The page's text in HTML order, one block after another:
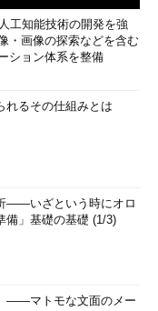
工知能技術の開発を強
・画像の探索などを含む
ション体系を整備
れるその仕組みとは
――いざという時にオロ
備」基礎の基礎 (1/3)
――マトモな文面のメー